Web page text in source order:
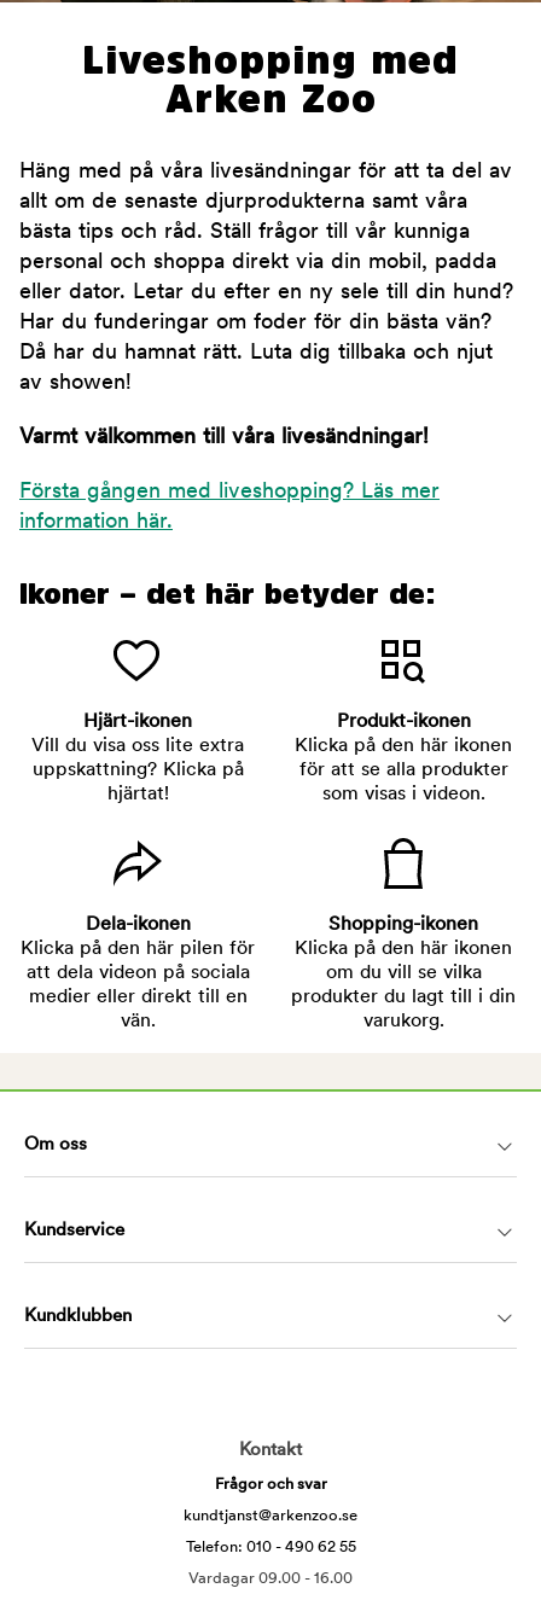
Liveshopping med
Arken Zoo
Häng med på våra livesändningar för att ta del av
allt om de senaste djurprodukterna samt våra
bästa tips och råd. Ställ frågor till vår kunniga
personal och shoppa direkt via din mobil, padda
eller dator. Letar du efter en ny sele till din hund?
Har du funderingar om foder för din bästa vän?
Då har du hamnat rätt. Luta dig tillbaka och njut
av showen!
Varmt välkommen till våra livesändningar!
Första gången med liveshopping? Läs mer
information här.
Ikoner – det här betyder de:
Hjärt-ikonen
Vill du visa oss lite extra
uppskattning? Klicka på
hjärtat!
Produkt-ikonen
Klicka på den här ikonen
för att se alla produkter
som visas i videon.
Dela-ikonen
Klicka på den här pilen för
att dela videon på sociala
medier eller direkt till en
vän.
Shopping-ikonen
Klicka på den här ikonen
om du vill se vilka
produkter du lagt till i din
varukorg.
Om oss
Kundservice
Kundklubben
Kontakt
Frågor och svar
kundtjanst@arkenzoo.se
Telefon: 010 - 490 62 55
Vardagar 09.00 - 16.00